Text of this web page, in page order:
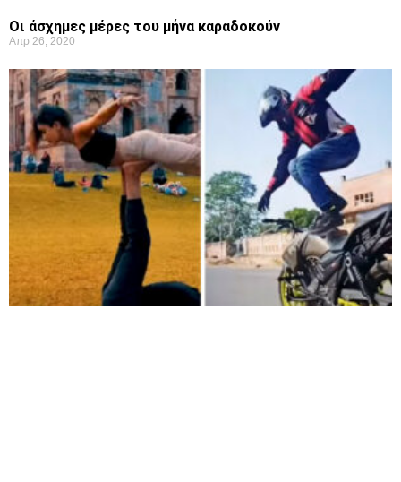
Οι άσχημες μέρες του μήνα καραδοκούν
Απρ 26, 2020